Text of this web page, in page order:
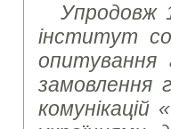
Упродовж
інститут
опитування
замовлення